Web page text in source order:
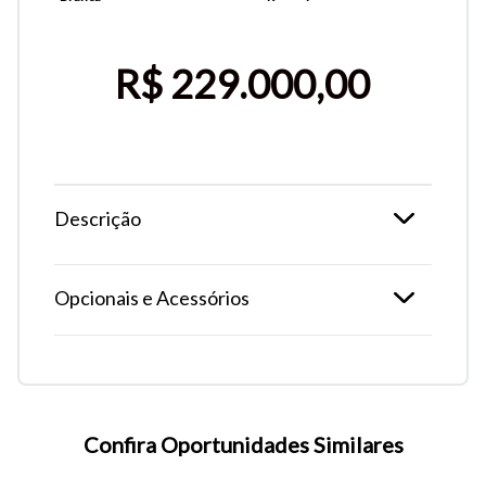
Tamanho do texto
atalhos Ctrl+ (para aumentar) e Ctrl- (para diminuir) no seu
R$ 229.000,00
Descrição
Opcionais e Acessórios
Confira Oportunidades Similares